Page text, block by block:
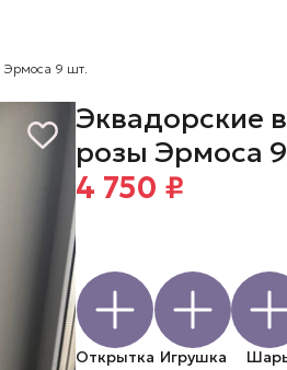
Эрмоса 9 шт.
Эквадорские
розы Эрмоса
4 750 ₽
Открытка Игрушка